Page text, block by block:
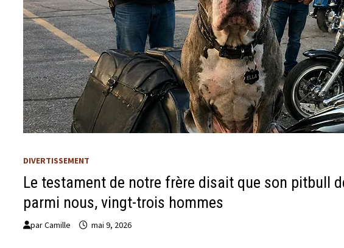
DIVERTISSEMENT
Le testament de notre frère disait que son pitbull
parmi nous, vingt-trois hommes
parCamille mai 9, 2026